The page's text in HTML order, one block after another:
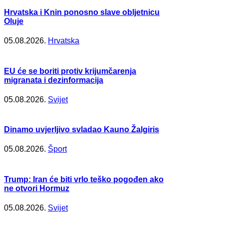
Hrvatska i Knin ponosno slave obljetnicu
Oluje
05.08.2026. Hrvatska
EU će se boriti protiv krijumčarenja
migranata i dezinformacija
05.08.2026. Svijet
Dinamo uvjerljivo svladao Kauno Žalgiris
05.08.2026. Šport
Trump: Iran će biti vrlo teško pogođen ako
ne otvori Hormuz
05.08.2026. Svijet